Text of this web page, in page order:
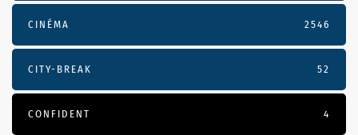
CINÉMA 2546
CITY-BREAK 52
CONFIDENT 4